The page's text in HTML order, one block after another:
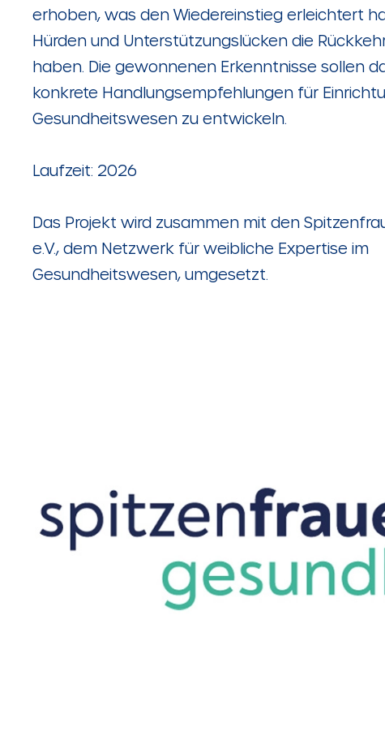
erhoben, was den Wiedereinstieg erleichtert
Hürden und Unterstützungslücken die
haben. Die gewonnenen Erkenntnisse sollen
konkrete Handlungsempfehlungen für
Gesundheitswesen zu entwickeln.
Laufzeit: 2026
Das Projekt wird zusammen mit den
e.V., dem Netzwerk für weibliche Expertise im
Gesundheitswesen, umgesetzt.